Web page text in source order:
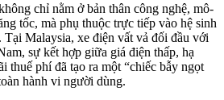
chỉ nằm ở bản thân công nghệ, mô-
tốc, mà phụ thuộc trực tiếp vào hệ sinh
Tại Malaysia, xe điện vất vả đối đầu với
sự kết hợp giữa giá điện thấp, hạ
thuế phí đã tạo ra một “chiếc bẫy ngọt
hành vi người dùng.